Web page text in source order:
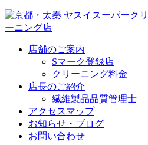
店舗のご案内
Sマーク登録店
クリーニング料金
店長のご紹介
繊維製品品質管理士
アクセスマップ
お知らせ・ブログ
お問い合わせ